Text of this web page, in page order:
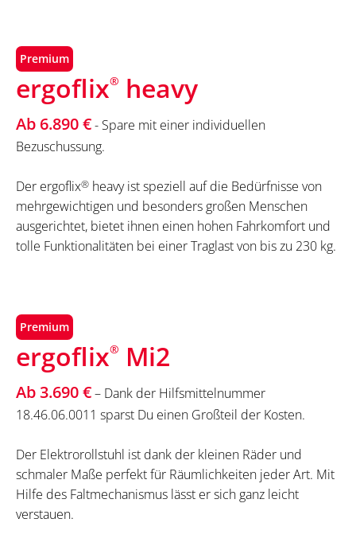
Premium
ergoflix® heavy
Ab 6.890 €- Spare mit einer individuellen
Bezuschussung.
Der ergoflix® heavy ist speziell auf die Bedürfnisse von
mehrgewichtigen und besonders großen Menschen
ausgerichtet, bietet ihnen einen hohen Fahrkomfort und
tolle Funktionalitäten bei einer Traglast von bis zu 230 kg.
Premium
ergoflix® Mi2
Ab 3.690 €– Dank der Hilfsmittelnummer
18.46.06.0011 sparst Du einen Großteil der Kosten.
Der Elektrorollstuhl ist dank der kleinen Räder und
schmaler Maße perfekt für Räumlichkeiten jeder Art. Mit
Hilfe des Faltmechanismus lässt er sich ganz leicht
verstauen.